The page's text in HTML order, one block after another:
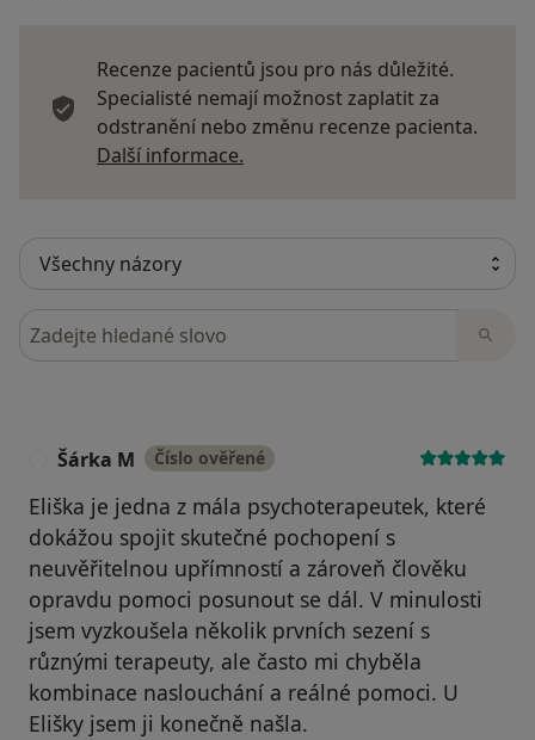
Recenze pacientů jsou pro nás důležité.
Specialisté nemají možnost zaplatit za
odstranění nebo změnu recenze pacienta.
Další informace.
Hledejte v názorech
Šárka M Číslo ověřené
Eliška je jedna z mála psychoterapeutek, které
dokážou spojit skutečné pochopení s
neuvěřitelnou upřímností a zároveň člověku
opravdu pomoci posunout se dál. V minulosti
jsem vyzkoušela několik prvních sezení s
různými terapeuty, ale často mi chyběla
kombinace naslouchání a reálné pomoci. U
Elišky jsem ji konečně našla.